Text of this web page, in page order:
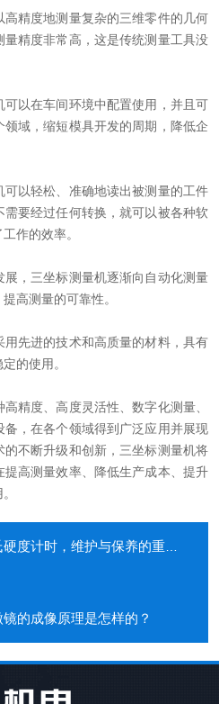
精度地测量复杂的三维零件的几何
精度非常高，这是传统测量工具没
以在车间环境中配置使用，并且可
域，缩短模具开发的周期，降低企
以轻松、准确地读出被测量的工件
要经过任何转换，就可以被各种软
作的效率。
，三坐标测量机逐渐向自动化测量
高测量的可靠性。
先进的技术和高质量的材料，具有
的使用。
高精度、高度灵活性、数字化测量、
，在各个领域得到广泛应用并展现
不断升级和创新，三坐标测量机将
高测量效率、降低生产成本、提升
计时，维护与保养的重要事项
的成像原理是怎样的？